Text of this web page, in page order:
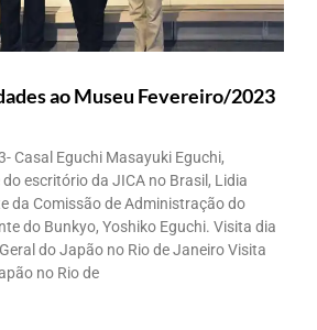
ao Museu Fevereiro/2023
Casal Eguchi Masayuki Eguchi,
escritório da JICA no Brasil, Lidia
da Comissão de Administração do
do Bunkyo, Yoshiko Eguchi. Visita dia
do Japão no Rio de Janeiro Visita
no Rio de